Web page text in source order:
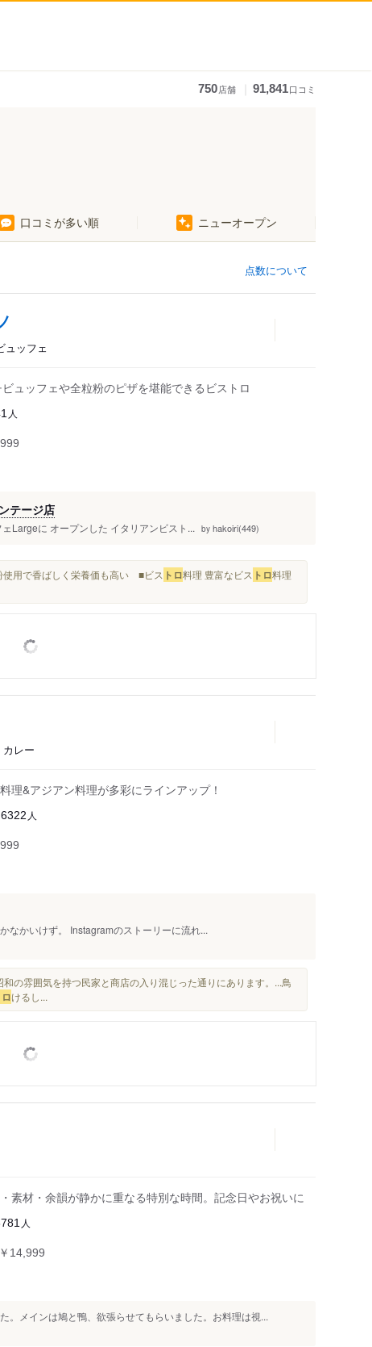
750店舗 91,841口コミ
口コミが多い順 ニューオープン
点数について
ュッフェ
ュッフェや全粒粉のピザを堪能できるビストロ
人
テージ店
Largeに オープンした イタリアンビスト... by hakoiri(449)
使用で香ばしく栄養価も高い ■ビス トロ料理 豊富なビス トロ料理
レー
理&アジアン料理が多彩にラインアップ！
6322 人
なかいけず。 Instagramのストーリーに流れ...
和の雰囲気を持つ民家と商店の入り混じった通りにあります。...鳥
ロけるし...
素材・余韻が静かに重なる特別な時間。記念日やお祝いに
人
14,999
。メインは鳩と鴨、欲張らせてもらいました。お料理は視...